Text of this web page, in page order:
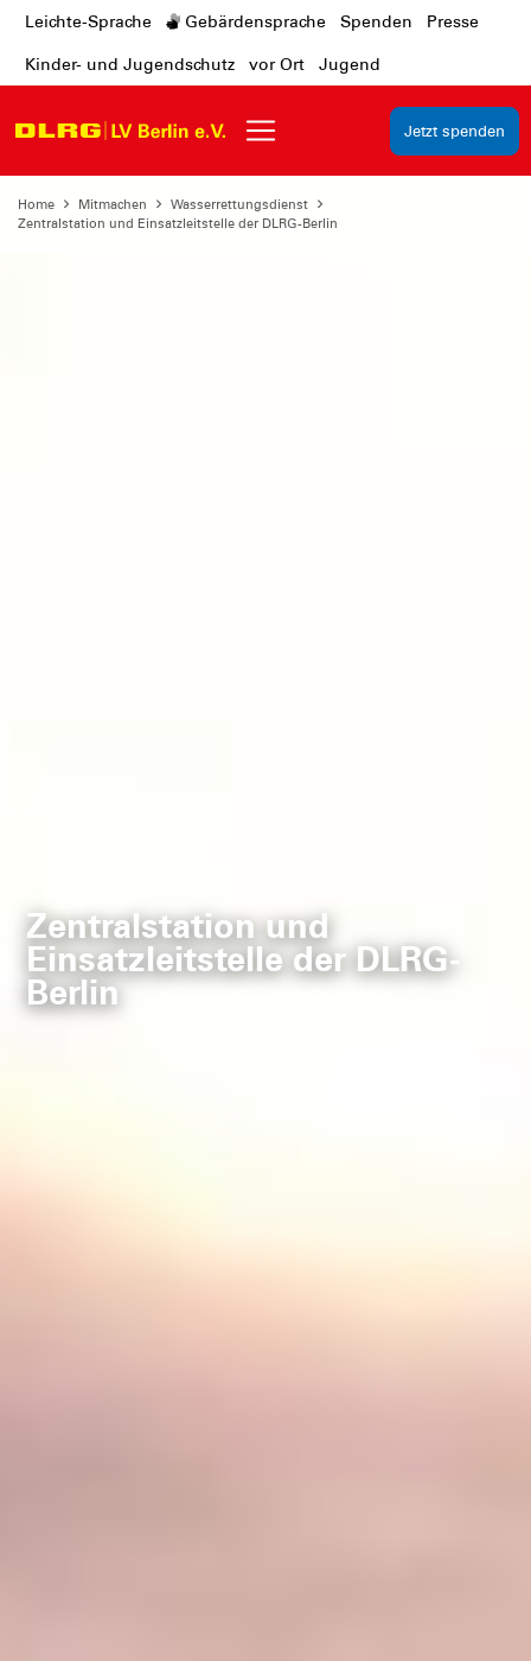
Leichte-Sprache Gebärdensprache Spenden Presse
Kinder- und Jugendschutz vor Ort Jugend
Jetzt spenden
Home Mitmachen
Wasserrettungsdienst
Zentralstation und Einsatzleitstelle der DLRG-Berlin
Zentralstation und
Einsatzleitstelle der DLRG-
Berlin